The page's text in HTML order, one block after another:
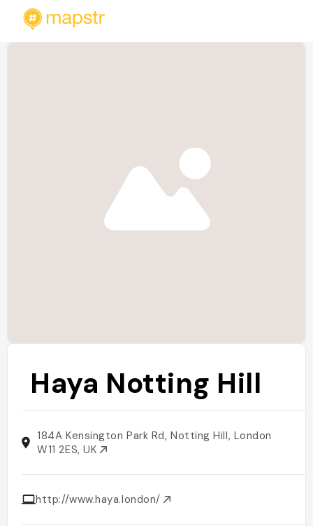
Haya Notting Hill
184A Kensington Park Rd, Notting Hill, London
W11 2ES, UK
http://www.haya.london/